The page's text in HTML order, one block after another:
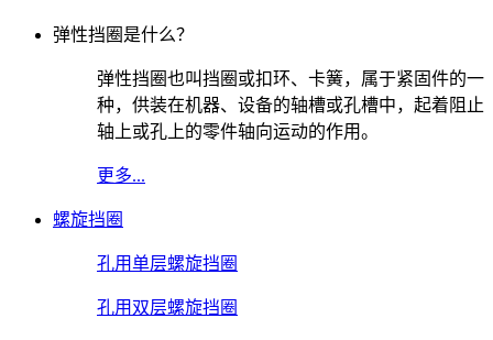
弹性挡圈是什么？
弹性挡圈也叫挡圈或扣环、卡簧，属于紧固件的一
种，供装在机器、设备的轴槽或孔槽中，起着阻止
轴上或孔上的零件轴向运动的作用。
更多...
螺旋挡圈
孔用单层螺旋挡圈
孔用双层螺旋挡圈